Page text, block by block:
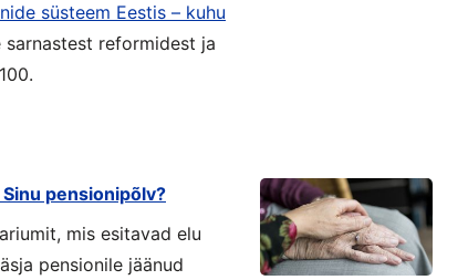
süsteem Eestis – kuhu
sarnastest reformidest ja
pensionipõlv?
mis esitavad elu
pensionile jäänud